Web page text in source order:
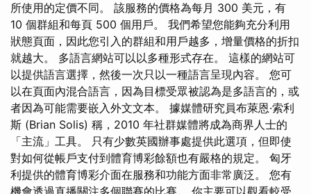
所使用的定價不同。 該服務的價格為每月 300 美元，有
10 個群組和每頁 500 個用戶。 我們希望您能夠充分利用
狀態頁面，因此您引入的群組和用戶越多，增量價格的折扣
就越大。 多語言網站可以以多種形式存在。 這樣的網站可
以提供語言選擇，然後一次只以一種語言呈現內容。 您可
以在頁面內混合語言，因為目標受眾被認為是多語言的，或
者因為可能需要嵌入外文文本。 據媒體研究員布萊恩·索利
斯 (Brian Solis) 稱，2010 年社群媒體將成為商界人士的
「主流」工具。 只有少數英國辦事處提供此選項，但即使
對如何從帳戶支付到體育博彩餘額也有嚴格的規定。 匈牙
利提供的體育博彩介面在服務和功能方面非常廣泛。 您有
機會透過直播關注多個聯賽的比賽。 你主要可以觀看較受